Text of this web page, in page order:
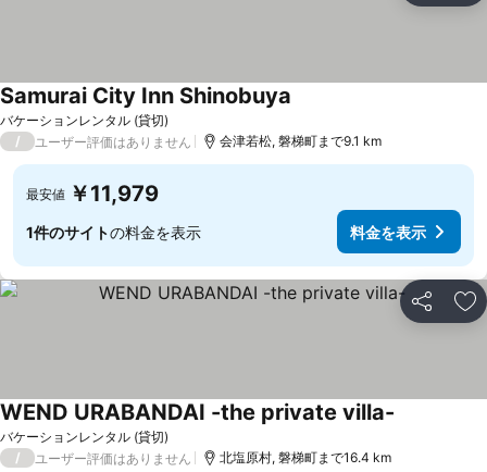
バケーションレンタル (貸切)
Samurai City Inn Shinobuya
/ ユーザー評価はありません 会津若松, 磐梯町まで9.1 km
最安値 ￥11,979
1件のサイトの料金を表示 料金を表示
シェア お
バケーションレンタル (貸切)
WEND URABANDAI -the private villa-
/ ユーザー評価はありません 北塩原村, 磐梯町まで16.4 km